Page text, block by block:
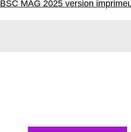
BSC MAG 2025 version